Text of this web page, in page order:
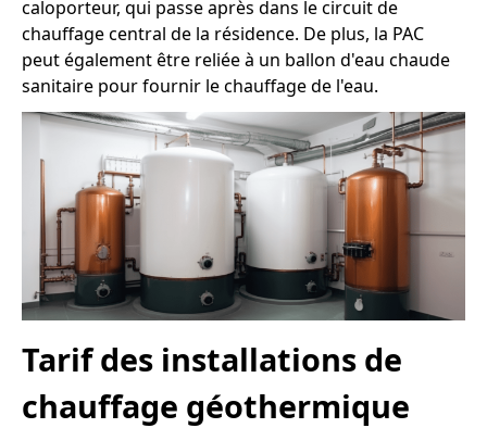
caloporteur, qui passe après dans le circuit de
chauffage central de la résidence. De plus, la PAC
peut également être reliée à un ballon d'eau chaude
sanitaire pour fournir le chauffage de l'eau.
Tarif des installations de
chauffage géothermique